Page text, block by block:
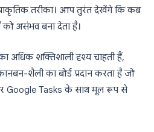
तरीका। आप तुरंत देखेंगे कि कब
असंभव बना देता है।
अधिक शक्तिशाली दृश्य चाहती हैं,
शैली का बोर्ड प्रदान करता है जो
Google Tasks के साथ मूल रूप से